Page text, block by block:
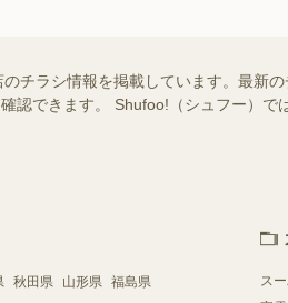
チラシ情報を掲載しています。最新
認できます。 Shufoo!（シュフー）
秋田県 山形県 福島県 ス